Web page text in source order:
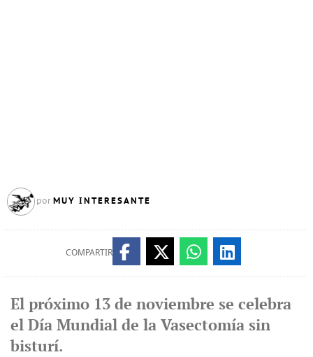
por MUY INTERESANTE
COMPARTIR
El próximo 13 de noviembre se celebra
el Día Mundial de la Vasectomía sin
bisturí.